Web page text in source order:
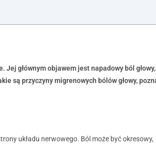
głównym objawem jest napadowy ból
są przyczyny migrenowych bólów głowy,
układu nerwowego. Ból może być okresowy,